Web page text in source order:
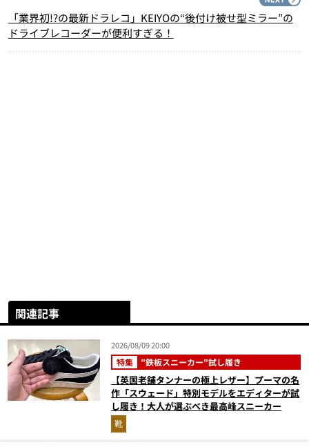
「業界初!?の最新ドラレコ」KEIYOの“後付け被せ型ミラー”の
ドライブレコーダーが便利すぎる！
関連記事
2026/08/09 20:00
特集 "鉄板スニーカー"試し履き
【英国老舗タンナーの極上レザー】プーマの名
作「スウェード」特別モデルをエディターが試
し履き！大人が選ぶべき最高峰スニーカー
靴